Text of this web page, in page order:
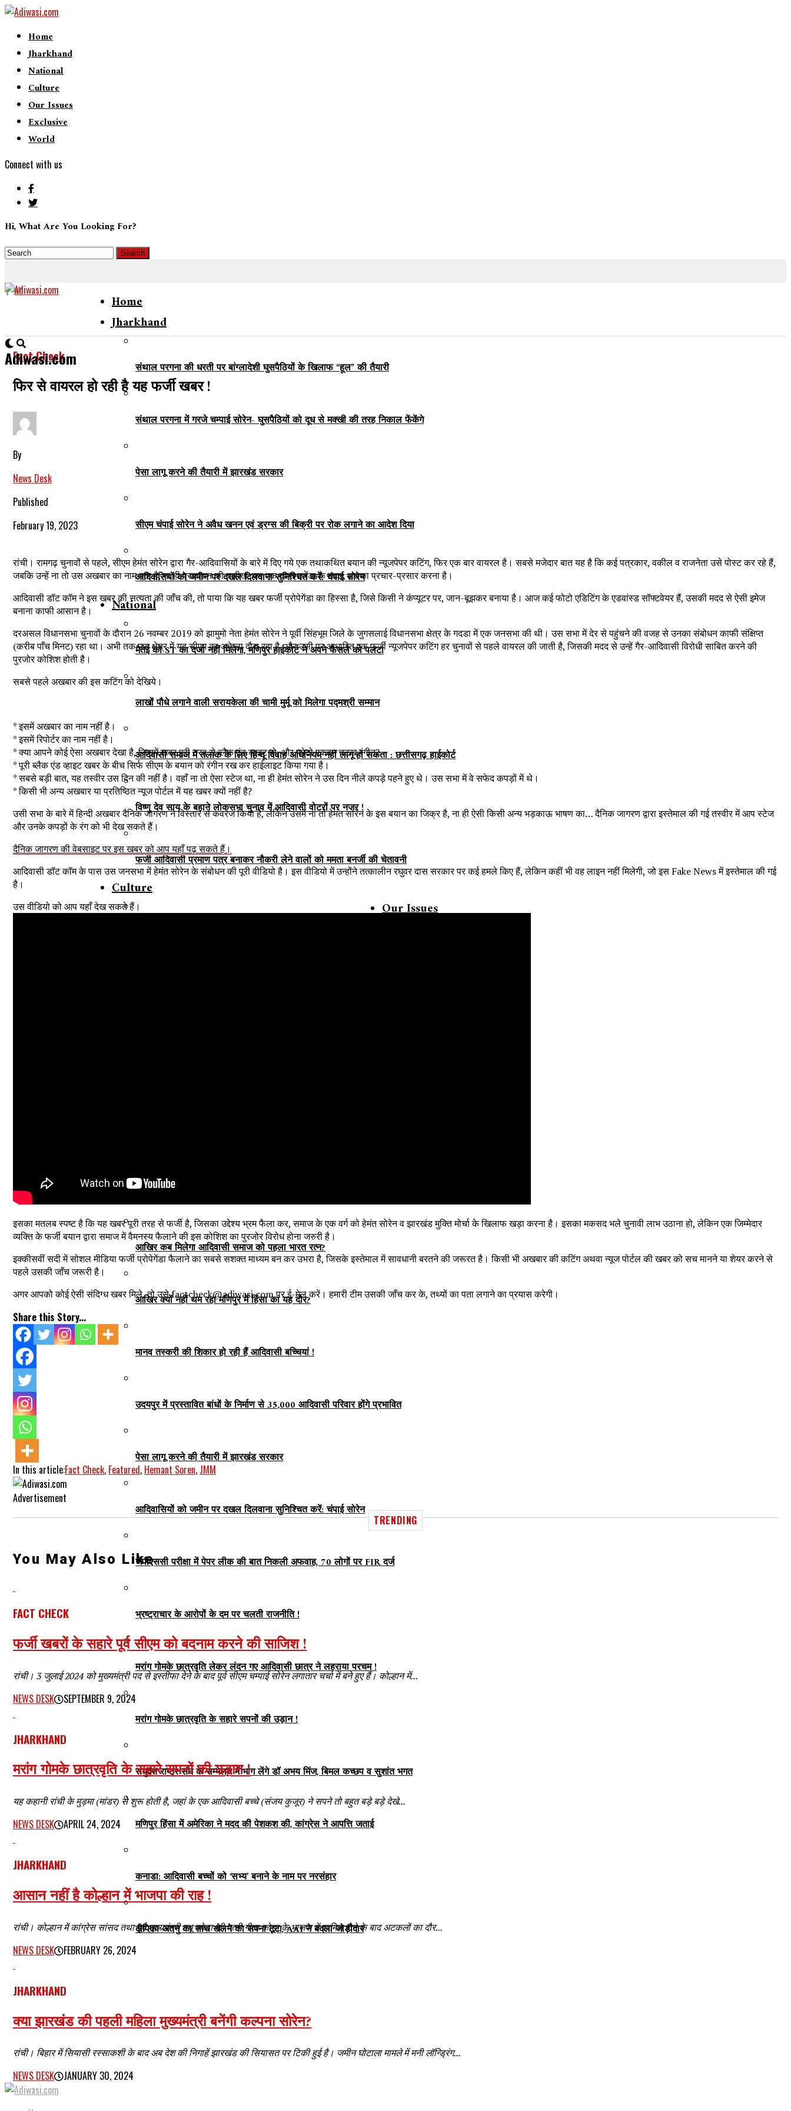
Home
Jharkhand
National
Culture
Our Issues
Exclusive
World
Connect with us
Hi, What Are You Looking For?
Adiwasi.com
Home
Jharkhand
संथाल परगना की धरती पर बांग्लादेशी घुसपैठियों के खिलाफ “हूल” की तैयारी
संथाल परगना में गरजे चम्पाई सोरेन- घुसपैठियों को दूध से मक्खी की तरह निकाल फेंकेंगे
पेसा लागू करने की तैयारी में झारखंड सरकार
सीएम चंपाई सोरेन ने अवैध खनन एवं ड्रग्स की बिक्री पर रोक लगाने का आदेश दिया
आदिवासियों को जमीन पर दखल दिलवाना सुनिश्चित करें: चंपाई सोरेन
National
मैतेई को ST का दर्जा नहीं मिलेगा, मणिपुर हाईकोर्ट ने अपने फैसले को पलटा
लाखों पौधे लगाने वाली सरायकेला की चामी मुर्मू को मिलेगा पद्मश्री सम्मान
आदिवासी समाज में तलाक के लिए हिन्दू विवाह अधिनियम नहीं लागू हो सकता : छत्तीसगढ़ हाईकोर्ट
विष्णु देव साय के बहाने लोकसभा चुनाव में आदिवासी वोटरों पर नजर !
फर्जी आदिवासी प्रमाण पत्र बनाकर नौकरी लेने वालों को ममता बनर्जी की चेतावनी
Culture
Our Issues
आखिर कब मिलेगा आदिवासी समाज को पहला भारत रत्न?
आखिर क्यों नहीं थम रहा मणिपुर में हिंसा का यह दौर?
मानव तस्करी की शिकार हो रही हैं आदिवासी बच्चियां !
उदयपुर में प्रस्तावित बांधों के निर्माण से 35,000 आदिवासी परिवार होंगे प्रभावित
पेसा लागू करने की तैयारी में झारखंड सरकार
आदिवासियों को जमीन पर दखल दिलवाना सुनिश्चित करें: चंपाई सोरेन
जेपीएससी परीक्षा में पेपर लीक की बात निकली अफवाह, 70 लोगों पर FIR दर्ज
भ्रष्ट्राचार के आरोपों के दम पर चलती राजनीति !
मरांग गोमके छात्रवृति लेकर लंदन गए आदिवासी छात्र ने लहराया परचम !
मरांग गोमके छात्रवृति के सहारे सपनों की उड़ान !
संयुक्त राष्ट्र संघ के सम्मेलन में भाग लेंगे डॉ अभय मिंज, बिमल कच्छप व सुशांत भगत
मणिपुर हिंसा में अमेरिका ने मदद की पेशकश की, कांग्रेस ने आपत्ति जताई
कनाडा: आदिवासी बच्चों को ‘सभ्य’ बनाने के नाम पर नरसंहार
दीपिका-अतनु का साथ खेलने का सपना टूटा, AAI ने बदला जोड़ीदार
Fact Check
फिर से वायरल हो रही है यह फर्जी खबर !
By
News Desk
Published
February 19, 2023
रांची। रामगढ़ चुनावों से पहले, सीएम हेमंत सोरेन द्वारा गैर-आदिवासियों के बारे में दिए गये एक तथाकथित बयान की न्यूजपेपर कटिंग, फिर एक बार वायरल है। सबसे मजेदार बात यह है कि कई पत्रकार, वकील व राजनेता उसे पोस्ट कर रहे हैं,
जबकि उन्हें ना तो उस अखबार का नाम पता है, ना ही प्रकाशन की तारीख, बस एक खास एजेंडा के तहत, उसका प्रचार-प्रसार करना है।
आदिवासी डॉट कॉम ने इस खबर की सत्यता की जाँच की, तो पाया कि यह खबर फर्जी प्रोपेगेंडा का हिस्सा है, जिसे किसी ने कंप्यूटर पर, जान-बूझकर बनाया है। आज कई फोटो एडिटिंग के एडवांस्ड सॉफ्टवेयर हैं, उसकी मदद से ऐसी इमेज
बनाना काफी आसान है।
दरअसल विधानसभा चुनावों के दौरान 26 नवम्बर 2019 को झामुमो नेता हेमंत सोरेन ने पूर्वी सिंहभूम जिले के जुगसलाई विधानसभा क्षेत्र के गदडा में एक जनसभा की थी। उस सभा में देर से पहुंचने की वजह से उनका संबोधन काफी संक्षिप्त
(करीब पाँच मिनट) रहा था। अभी तक उस क्षेत्र में यह सीएम का अकेला दौरा रहा है, और उसी पर आधारित एक फर्जी न्यूजपेपर कटिंग हर चुनावों से पहले वायरल की जाती है, जिसकी मदद से उन्हें गैर-आदिवासी विरोधी साबित करने की
पुरजोर कोशिश होती है।
सबसे पहले अखबार की इस कटिंग को देखिये।
* इसमें अखबार का नाम नहीं है।
* इसमें रिपोर्टर का नाम नहीं है।
* क्या आपने कोई ऐसा अखबार देखा है, जिसमें खबर पूरी तरह से ब्लैक एंड व्हाइट हो, और फोटो एकदम चटख रंगीन?
* पूरी ब्लैक एंड व्हाइट खबर के बीच सिर्फ सीएम के बयान को रंगीन रख कर हाईलाइट किया गया है।
* सबसे बड़ी बात, यह तस्वीर उस दिन की नहीं है। वहाँ ना तो ऐसा स्टेज था, ना ही हेमंत सोरेन ने उस दिन नीले कपड़े पहने हुए थे। उस सभा में वे सफेद कपड़ों में थे।
* किसी भी अन्य अखबार या प्रतिष्ठित न्यूज पोर्टल में यह खबर क्यों नहीं है?
उसी सभा के बारे में हिन्दी अखबार दैनिक जागरण ने विस्तार से कवरेज किया है, लेकिन उसमें ना तो हेमंत सोरेन के इस बयान का जिक्र है, ना ही ऐसी किसी अन्य भड़काऊ भाषण का… दैनिक जागरण द्वारा इस्तेमाल की गई तस्वीर में आप स्टेज
और उनके कपड़ों के रंग को भी देख सकते हैं।
दैनिक जागरण की वेबसाइट पर इस खबर को आप यहाँ पढ़ सकते हैं।
आदिवासी डॉट कॉम के पास उस जनसभा में हेमंत सोरेन के संबोधन की पूरी वीडियो है। इस वीडियो में उन्होंने तत्कालीन रघुवर दास सरकार पर कई हमले किए हैं, लेकिन कहीं भी वह लाइन नहीं मिलेगी, जो इस Fake News में इस्तेमाल की गई
है।
उस वीडियो को आप यहाँ देख सकते हैं।
इसका मतलब स्पष्ट है कि यह खबर पूरी तरह से फर्जी है, जिसका उद्देश्य भ्रम फैला कर, समाज के एक वर्ग को हेमंत सोरेन व झारखंड मुक्ति मोर्चा के खिलाफ खड़ा करना है। इसका मकसद भले चुनावी लाभ उठाना हो, लेकिन एक जिम्मेदार
व्यक्ति के फर्जी बयान द्वारा समाज में वैमनस्य फैलाने की इस कोशिश का पुरजोर विरोध होना जरुरी है।
इक्कीसवीं सदी में सोशल मीडिया फर्जी प्रोपेगेंडा फैलाने का सबसे सशक्त माध्यम बन कर उभरा है, जिसके इस्तेमाल में सावधानी बरतने की जरूरत है। किसी भी अखबार की कटिंग अथवा न्यूज पोर्टल की खबर को सच मानने या शेयर करने से
पहले उसकी जाँच जरूरी है।
अगर आपको कोई ऐसी संदिग्ध खबर मिले, तो उसे factcheck@adiwasi.com पर ई-मेल करें। हमारी टीम उसकी जाँच कर के, तथ्यों का पता लगाने का प्रयास करेगी।
Share this Story...
In this article:Fact Check, Featured, Hemant Soren, JMM
Advertisement
TRENDING
You May Also Like
FACT CHECK
फर्जी खबरों के सहारे पूर्व सीएम को बदनाम करने की साजिश !
रांची। 3 जुलाई 2024 को मुख्यमंत्री पद से इस्तीफा देने के बाद पूर्व सीएम चम्पाई सोरेन लगातार चर्चा में बने हुए हैं। कोल्हान में...
NEWS DESK SEPTEMBER 9, 2024
JHARKHAND
मरांग गोमके छात्रवृति के सहारे सपनों की उड़ान !
यह कहानी रांची के मुड़मा (मांडर) से शुरू होती है, जहां के एक आदिवासी बच्चे (संजय कुजूर) ने सपने तो बहुत बड़े बड़े देखे...
NEWS DESK APRIL 24, 2024
JHARKHAND
आसान नहीं है कोल्हान में भाजपा की राह !
रांची। कोल्हान में कांग्रेस सांसद तथा पूर्व मुख्यमंत्री मधु कोड़ा की पत्नी गीता कोड़ा के भाजपा में शामिल होने के बाद अटकलों का दौर...
NEWS DESK FEBRUARY 26, 2024
JHARKHAND
क्या झारखंड की पहली महिला मुख्यमंत्री बनेंगी कल्पना सोरेन?
रांची। बिहार में सियासी रस्साकशी के बाद अब देश की निगाहें झारखंड की सियासत पर टिकी हुई है। जमीन घोटाला मामले में मनी लॉन्ड्रिंग...
NEWS DESK JANUARY 30, 2024